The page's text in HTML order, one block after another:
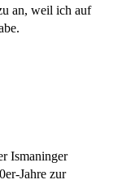
an, weil ich auf
Ismaninger
Jahre zur